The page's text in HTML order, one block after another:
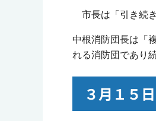
市長は「引き続
中根消防団長は「
れる消防団であり
３月１５